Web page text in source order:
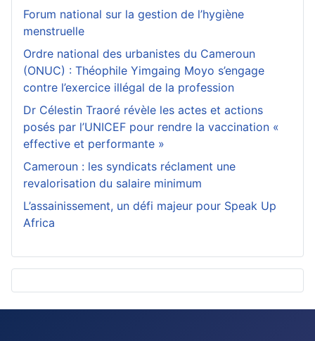
Forum national sur la gestion de l’hygiène
menstruelle
Ordre national des urbanistes du Cameroun
(ONUC) : Théophile Yimgaing Moyo s’engage
contre l’exercice illégal de la profession
Dr Célestin Traoré révèle les actes et actions
posés par l’UNICEF pour rendre la vaccination «
effective et performante »
Cameroun : les syndicats réclament une
revalorisation du salaire minimum
L’assainissement, un défi majeur pour Speak Up
Africa